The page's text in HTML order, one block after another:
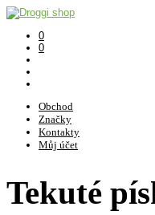
0
0
Obchod
Značky
Kontakty
Můj účet
Tekuté